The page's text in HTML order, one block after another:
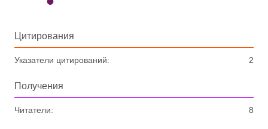
Цитирования
Указатели цитирований: 2
Получения
Читатели: 8